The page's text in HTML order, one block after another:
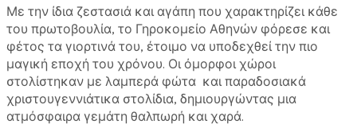
Με την ίδια ζεστασιά και αγάπη που χαρακτηρίζει κάθε
του πρωτοβουλία, το Γηροκομείο Αθηνών φόρεσε και
φέτος τα γιορτινά του, έτοιμο να υποδεχθεί την πιο
μαγική εποχή του χρόνου. Οι όμορφοι χώροι
στολίστηκαν με λαμπερά φώτα και παραδοσιακά
χριστουγεννιάτικα στολίδια, δημιουργώντας μια
ατμόσφαιρα γεμάτη θαλπωρή και χαρά.